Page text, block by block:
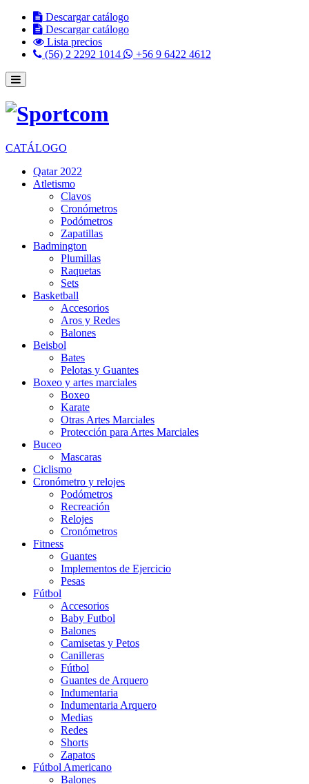
Descargar catálogo
Descargar catálogo
Lista precios
(56) 2 2292 1014
+56 9 6422 4612
CATÁLOGO
Qatar 2022
Atletismo
Clavos
Cronómetros
Podómetros
Zapatillas
Badmington
Plumillas
Raquetas
Sets
Basketball
Accesorios
Aros y Redes
Balones
Beisbol
Bates
Pelotas y Guantes
Boxeo y artes marciales
Boxeo
Karate
Otras Artes Marciales
Protección para Artes Marciales
Buceo
Mascaras
Ciclismo
Cronómetro y relojes
Podómetros
Recreación
Relojes
Cronómetros
Fitness
Guantes
Implementos de Ejercicio
Pesas
Fútbol
Accesorios
Baby Futbol
Balones
Camisetas y Petos
Canilleras
Fútbol
Guantes de Arquero
Indumentaria
Indumentaria Arquero
Medias
Redes
Shorts
Zapatos
Fútbol Americano
Balones